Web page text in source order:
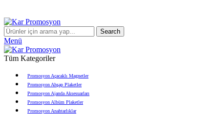
Search
Menü
Tüm Kategoriler
Promosyon Açacaklı Magnetler
Promosyon Ahşap Plaketler
Promosyon Ajanda Aksesuarları
Promosyon Albüm Plaketler
Promosyon Anahtarlıklar